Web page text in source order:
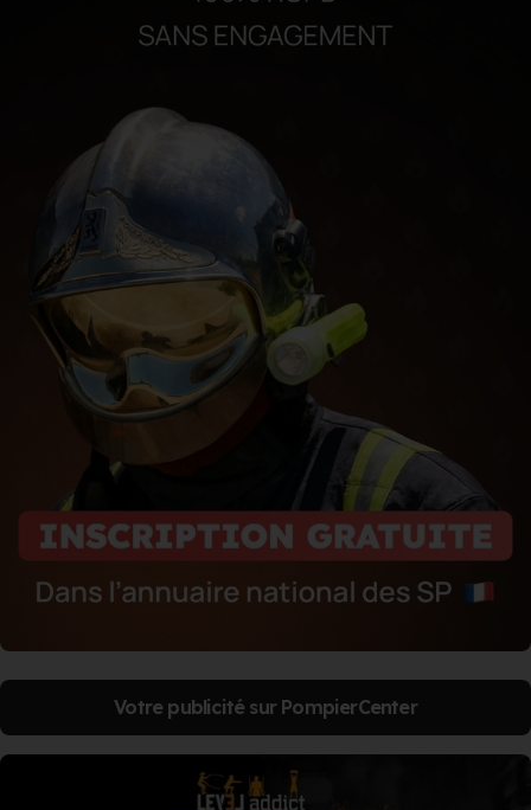
Votre publicité sur PompierCenter